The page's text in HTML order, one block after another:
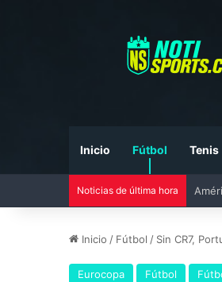
Inicio Fútbol Tenis
Noticias de última hora Liga
Inicio / Fútbol / Sin CR7,
Eurocopa Fútbol